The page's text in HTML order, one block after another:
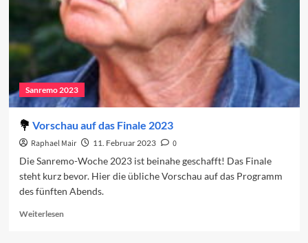
Sanremo 2023
Vorschau auf das Finale 2023
Raphael Mair 11. Februar 2023
0
Die Sanremo-Woche 2023 ist beinahe geschafft! Das Finale
steht kurz bevor. Hier die übliche Vorschau auf das Programm
des fünften Abends.
WeiterlesenRead